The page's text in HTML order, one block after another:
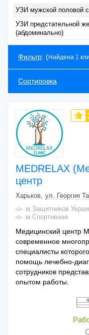
УЗИ мужской половой
УЗИ предстательной
(абдоминально)
Фильтр: (Найдена 1
Сортировка
MEDRELAX
центр
Харьков ул. Георгия
м.Защитников
м.Спортивная
Медицинский центр
современное
специалисты
помощь лечебно-
сотрудников
опытом работы.